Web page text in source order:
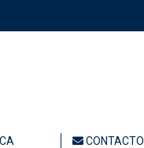
CONTACTO